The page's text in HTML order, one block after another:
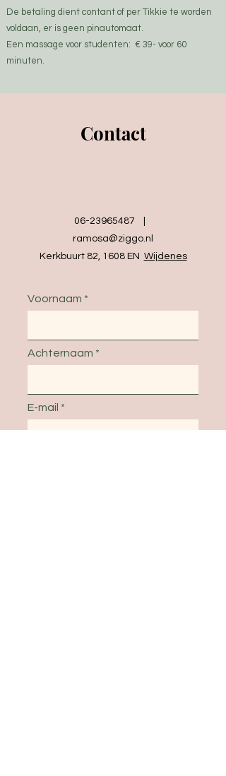
De betaling dient contant of per Tikkie te worden
voldaan, er is geen pinautomaat.
Een massage voor studenten: € 39- voor 60
minuten.
06-23965487
ramosa@ziggo.nl
Kerkbuurt 82, 1608 EN Wijdenes
Voornaam
Achternaam
E-mail
Contact